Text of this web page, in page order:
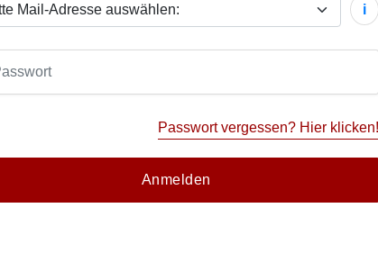
i
Passwort vergessen? Hier klicken!
Anmelden